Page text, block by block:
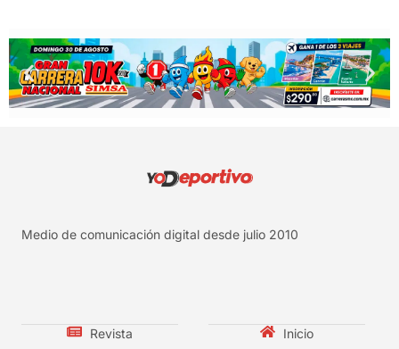
Medio de comunicación digital desde julio 2010
Revista
Inicio